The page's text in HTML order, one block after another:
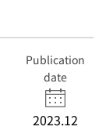
Publication
date
2023.12